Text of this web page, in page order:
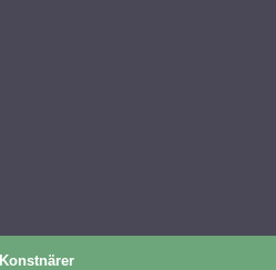
Konstnärer